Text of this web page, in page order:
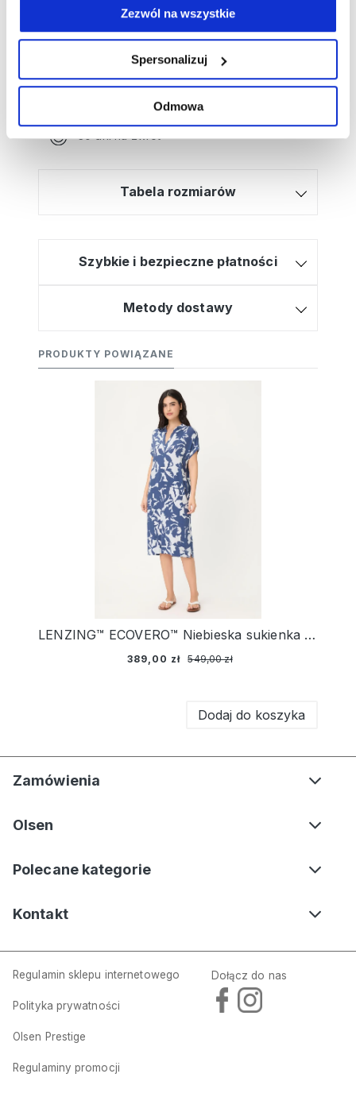
Zezwól na wszystkie
Spersonalizuj
Odmowa
Potrzebujesz wsparcia przy tworzeniu
zamówienia?
Kliknij tutaj, a poprowadzimy Cię krok po
kroku!
Wysyłamy w 2-3 dni
30 dni na zwrot
Tabela rozmiarów
Szybkie i bezpieczne płatności
Metody dostawy
PRODUKTY POWIĄZANE
LENZING™ ECOVERO™ Niebieska sukienka z roślinnym wzorem – Ciao Amore
389,00 zł 549,00 zł
Dodaj do koszyka
Zamówienia
Olsen
Polecane kategorie
Kontakt
Regulamin sklepu internetowego
Polityka prywatności
Olsen Prestige
Regulaminy promocji
Dołącz do nas